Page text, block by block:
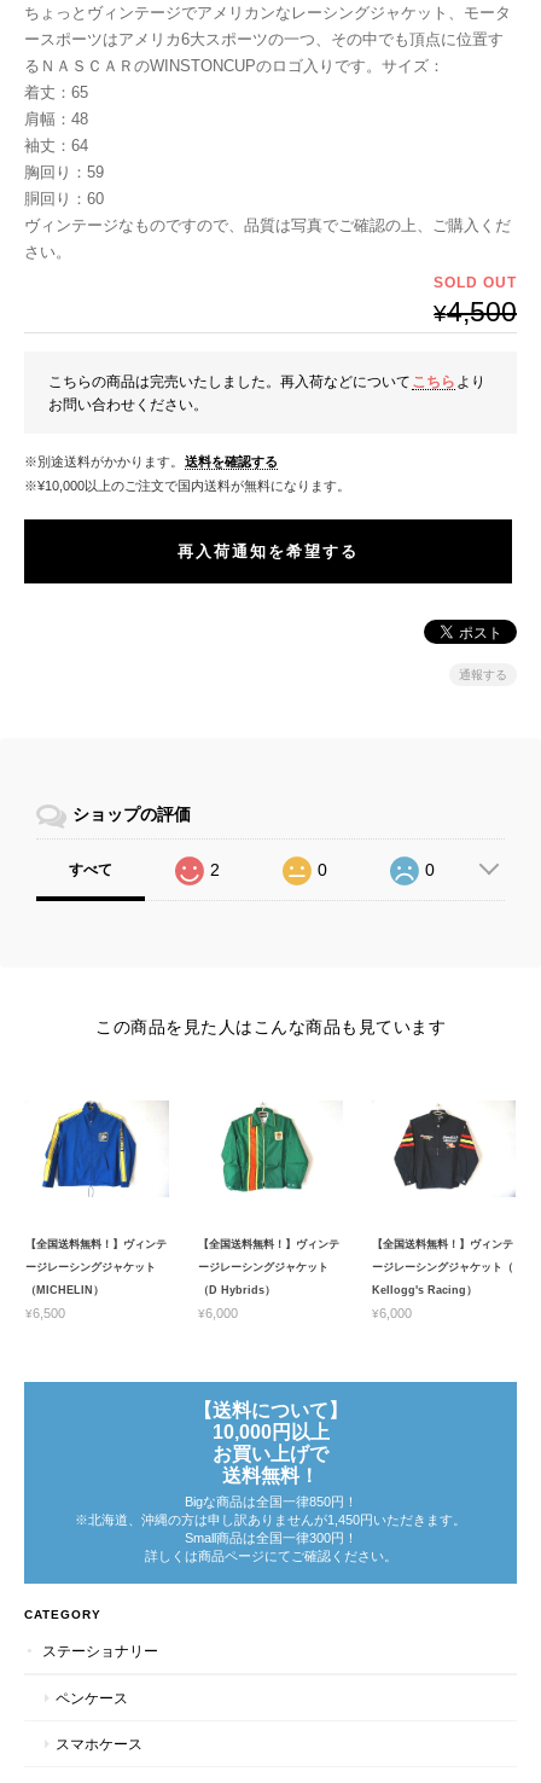
ちょっとヴィンテージでアメリカンなレーシングジャケット、モータ
ースポーツはアメリカ6大スポーツの一つ、その中でも頂点に位置す
るＮＡＳＣＡＲのWINSTONCUPのロゴ入りです。サイズ：
着丈：65
肩幅：48
袖丈：64
胸回り：59
胴回り：60
ヴィンテージなものですので、品質は写真でご確認の上、ご購入くだ
さい。
SOLD OUT
¥4,500
こちらの商品は完売いたしました。再入荷などについて こちら より
お問い合わせください。
※別途送料がかかります。 送料を確認する
※¥10,000以上のご注文で国内送料が無料になります。
再入荷通知を希望する
通報する
ショップの評価
すべて 2 0 0
この商品を見た人はこんな商品も見ています
【全国送料無料！】ヴィンテ
ージレーシングジャケット
（MICHELIN）
¥6,500
【全国送料無料！】ヴィンテ
ージレーシングジャケット
（D Hybrids）
¥6,000
【全国送料無料！】ヴィンテ
ージレーシングジャケット（
Kellogg's Racing）
¥6,000
【送料について】
10,000円以上
お買い上げで
送料無料！
Bigな商品は全国一律850円！
※北海道、沖縄の方は申し訳ありませんが1,450円いただきます。
Small商品は全国一律300円！
詳しくは商品ページにてご確認ください。
CATEGORY
ステーショナリー
ペンケース
スマホケース